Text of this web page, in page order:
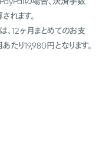
れます。
、12ヶ月まとめてのお支
たり19,980円となります。